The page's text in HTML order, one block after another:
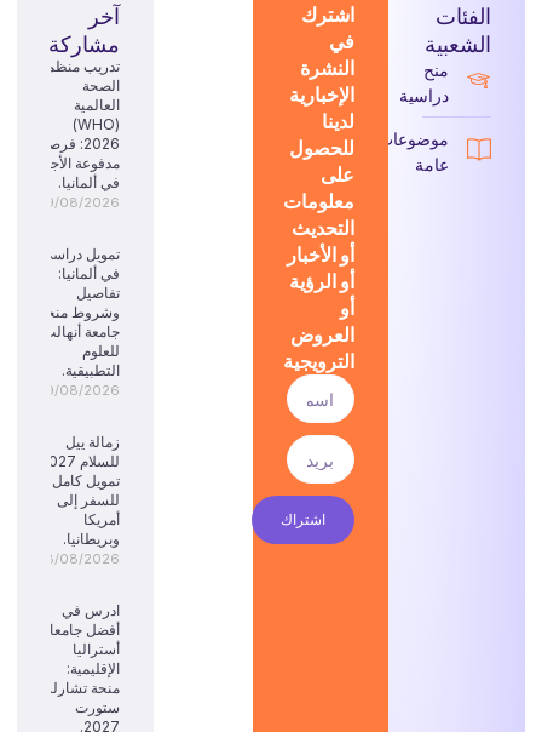
الفئات
الشعبية
منح
دراسية
موضوعات
عامة
اشترك
في
النشرة
الإخبارية
لدينا
للحصول
على
معلومات
التحديث
أو الأخبار
أو الرؤية
أو
العروض
الترويجية
اشتراك
آخر
مشاركة
تدريب منظمة
الصحة
العالمية
(WHO)
2026: فرصة
مدفوعة الأجر
في ألمانيا.
09/08/2026
تمويل دراسي
في ألمانيا:
تفاصيل
وشروط منحة
جامعة أنهالت
للعلوم
التطبيقية.
09/08/2026
زمالة ييل
تمويل كامل
للسفر إلى
أمريكا
وبريطانيا.
08/08/2026
ادرس في
أفضل جامعات
أستراليا
الإقليمية:
منحة تشارلز
ستورت
2027.